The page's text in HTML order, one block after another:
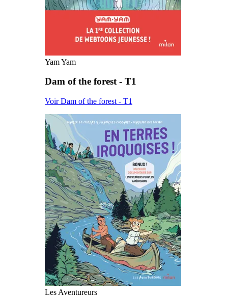
Yam Yam
Dam of the forest - T1
Voir Dam of the forest - T1
Les Aventureurs